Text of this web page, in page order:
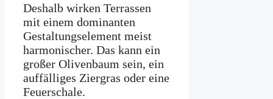
Deshalb wirken Terrassen
mit einem dominanten
Gestaltungselement meist
harmonischer. Das kann ein
großer Olivenbaum sein, ein
auffälliges Ziergras oder eine
Feuerschale.